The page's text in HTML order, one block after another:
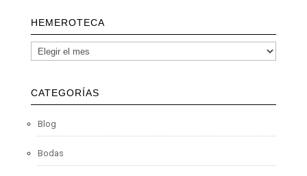
HEMEROTECA
CATEGORÍAS
Blog
Bodas